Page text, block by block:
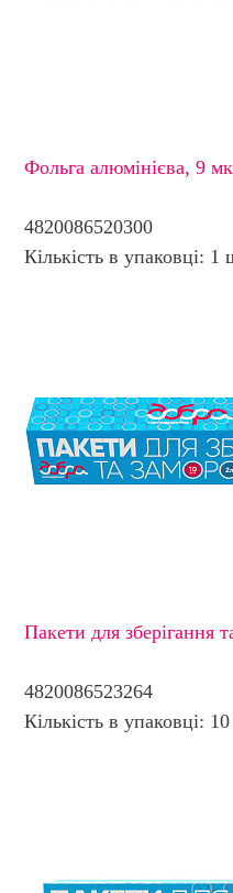
Фольга алюмінієва, 9
4820086520300
Кількість в упаковці: 1
Пакети для зберігання
4820086523264
Кількість в упаковці: